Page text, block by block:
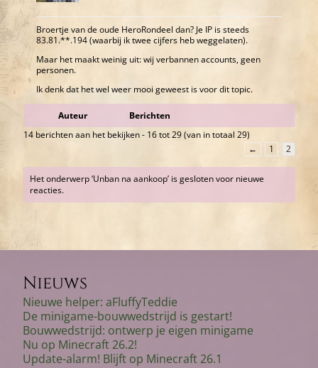
Broertje van de oude HeroRondeel dan? Je IP is steeds
83.81.**.194 (waarbij ik twee cijfers heb weggelaten).
Maar het maakt weinig uit: wij verbannen accounts, geen
personen.
Ik denk dat het wel weer mooi geweest is voor dit topic.
Auteur
Berichten
14 berichten aan het bekijken - 16 tot 29 (van in totaal 29)
←
1 2
Het onderwerp ‘Unban na aankoop’ is gesloten voor nieuwe
reacties.
Nieuws
Nieuwe helper: aFluffyTeddie
De minigame-bouwwedstrijd is gestart!
Bouwwedstrijd: ontwerp je eigen minigame
Nu op Minecraft 26.2!
Update-alarm! Blijft op Minecraft 26.1